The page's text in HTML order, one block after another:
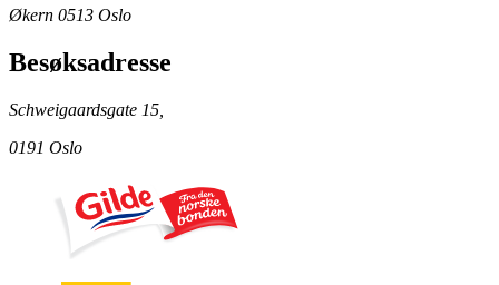
Økern 0513 Oslo
Besøksadresse
Schweigaardsgate 15,
0191 Oslo